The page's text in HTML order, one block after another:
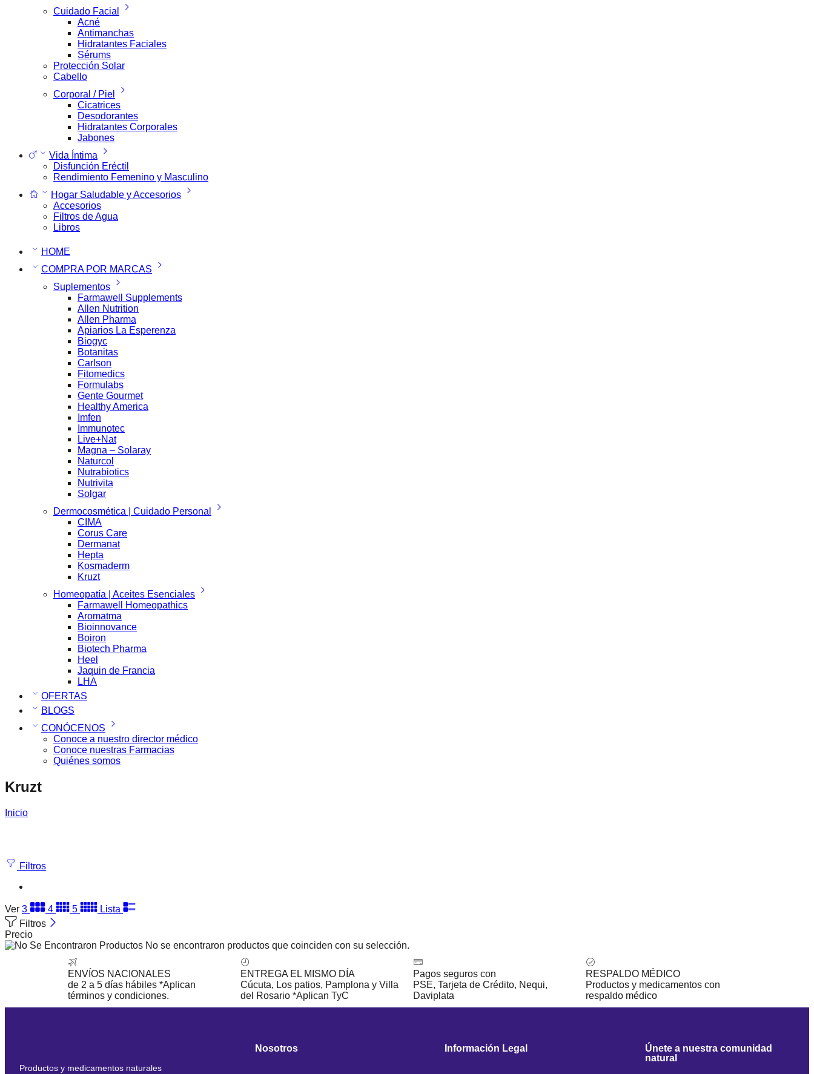
Cuidado Facial
Acné
Antimanchas
Hidratantes Faciales
Sérums
Protección Solar
Cabello
Corporal / Piel
Cicatrices
Desodorantes
Hidratantes Corporales
Jabones
Vida Íntima
Disfunción Eréctil
Rendimiento Femenino y Masculino
Hogar Saludable y Accesorios
Accesorios
Filtros de Agua
Libros
HOME
COMPRA POR MARCAS
Suplementos
Farmawell Supplements
Allen Nutrition
Allen Pharma
Apiarios La Esperenza
Biogyc
Botanitas
Carlson
Fitomedics
Formulabs
Gente Gourmet
Healthy America
Imfen
Immunotec
Live+Nat
Magna – Solaray
Naturcol
Nutrabiotics
Nutrivita
Solgar
Dermocosmética | Cuidado Personal
CIMA
Corus Care
Dermanat
Hepta
Kosmaderm
Kruzt
Homeopatía | Aceites Esenciales
Farmawell Homeopathics
Aromatma
Bioinnovance
Boiron
Biotech Pharma
Heel
Jaquin de Francia
LHA
OFERTAS
BLOGS
CONÓCENOS
Conoce a nuestro director médico
Conoce nuestras Farmacias
Quiénes somos
Kruzt
Inicio
Filtros
Ver 3 4 5
Lista
Filtros
Precio
No se encontraron productos que coinciden con su selección.
ENVÍOS NACIONALES
de 2 a 5 días hábiles *Aplican
términos y condiciones.
ENTREGA EL MISMO DÍA
Cúcuta, Los patios, Pamplona y Villa
del Rosario *Aplican TyC
Pagos seguros con
PSE, Tarjeta de Crédito, Nequi,
Daviplata
RESPALDO MÉDICO
Productos y medicamentos con
respaldo médico
Productos y medicamentos naturales
Nosotros Información Legal
Únete a nuestra comunidad
natural